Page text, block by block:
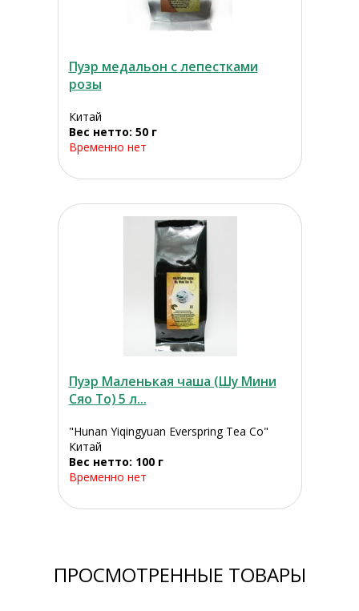
Пуэр медальон с лепестками
розы
Китай
Вес нетто: 50 г
Временно нет
Пуэр Маленькая чаша (Шу Мини
Сяо То) 5 л...
"Hunan Yiqingyuan Everspring Tea Co"
Китай
Вес нетто: 100 г
Временно нет
ПРОСМОТРЕННЫЕ ТОВАРЫ